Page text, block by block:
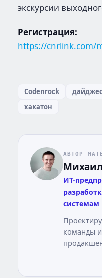
экскурсии
Регистрация:
https://cnrlink.com/
Codenrock
хакатон
АВТОР
ИТ-
системам
команды